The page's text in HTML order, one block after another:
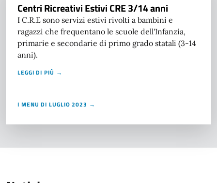
Centri Ricreativi Estivi CRE 3/14 anni
I C.R.E sono servizi estivi rivolti a bambini e
ragazzi che frequentano le scuole dell'Infanzia,
primarie e secondarie di primo grado statali (3-14
anni).
LEGGI DI PIÙ →
I MENU DI LUGLIO 2023 →